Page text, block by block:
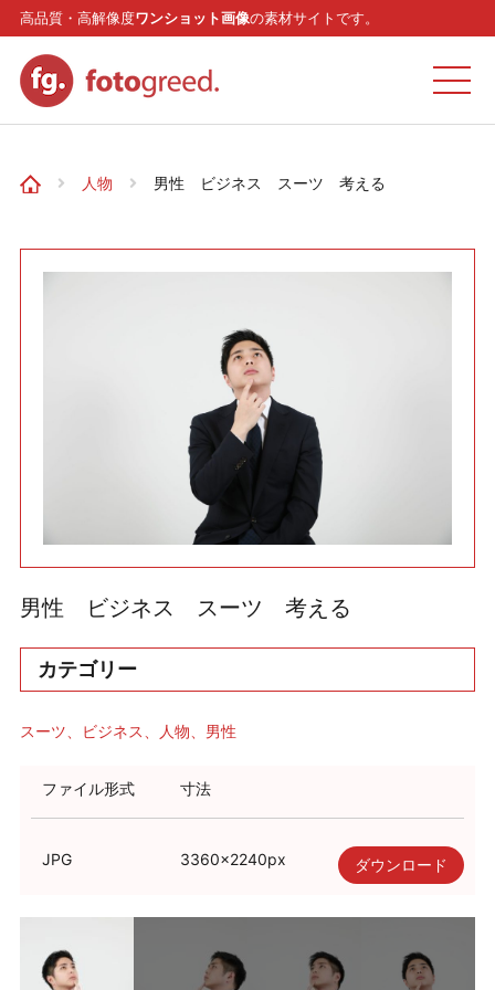
高品質・高解像度ワンショット画像の素材サイトです。
人物 男性 ビジネス スーツ 考える
男性 ビジネス スーツ 考える
カテゴリー
スーツ ビジネス 人物 男性
ファイル形式 寸法
JPG 3360×2240px ダウンロード